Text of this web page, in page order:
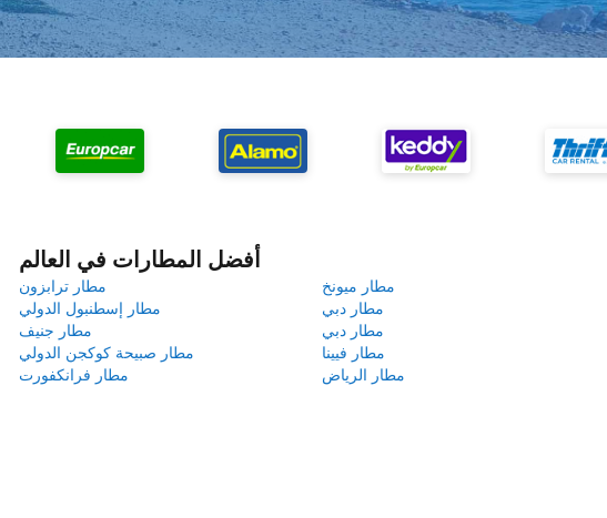
أفضل المطارات في العالم
مطار ترابزون
مطار ميونخ
مطار إسطنبول الدولي
مطار دبي
مطار جنيف
مطار دبي
مطار صبيحة كوكجن الدولي
مطار فيينا
مطار فرانكفورت
مطار الرياض